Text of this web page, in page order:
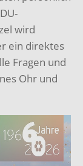
wird
ein direktes
Fragen und
Ohr und